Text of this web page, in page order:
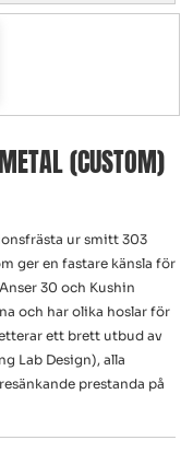
(CUSTOM)
ur smitt 303
ger en fastare känsla för
30 och Kushin
och har olika hoslar för
ett brett utbud av
Lab Design), alla
prestanda på